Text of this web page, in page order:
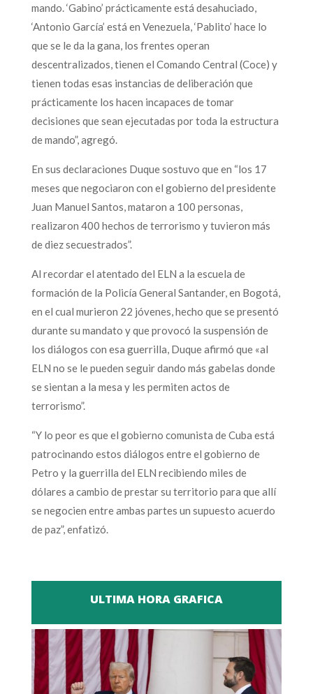
mando. ‘Gabino’ prácticamente está desahuciado,
‘Antonio García’ está en Venezuela, ‘Pablito’ hace lo
que se le da la gana, los frentes operan
descentralizados, tienen el Comando Central (Coce) y
tienen todas esas instancias de deliberación que
prácticamente los hacen incapaces de tomar
decisiones que sean ejecutadas por toda la estructura
de mando”, agregó.
En sus declaraciones Duque sostuvo que en “los 17
meses que negociaron con el gobierno del presidente
Juan Manuel Santos, mataron a 100 personas,
realizaron 400 hechos de terrorismo y tuvieron más
de diez secuestrados”.
Al recordar el atentado del ELN a la escuela de
formación de la Policía General Santander, en Bogotá,
en el cual murieron 22 jóvenes, hecho que se presentó
durante su mandato y que provocó la suspensión de
los diálogos con esa guerrilla, Duque afirmó que «al
ELN no se le pueden seguir dando más gabelas donde
se sientan a la mesa y les permiten actos de
terrorismo”.
“Y lo peor es que el gobierno comunista de Cuba está
patrocinando estos diálogos entre el gobierno de
Petro y la guerrilla del ELN recibiendo miles de
dólares a cambio de prestar su territorio para que allí
se negocien entre ambas partes un supuesto acuerdo
de paz”, enfatizó.
ULTIMA HORA GRAFICA